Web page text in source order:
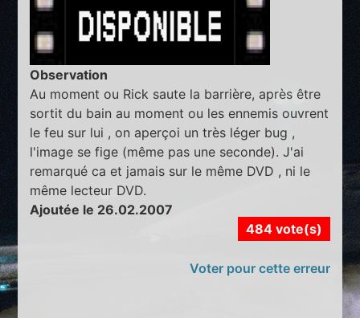
Observation
Au moment ou Rick saute la barrière, après être
sortit du bain au moment ou les ennemis ouvrent
le feu sur lui , on aperçoi un très léger bug ,
l'image se fige (même pas une seconde). J'ai
remarqué ca et jamais sur le même DVD , ni le
même lecteur DVD.
Ajoutée le 26.02.2007
484 vote(s)
Voter pour cette erreur